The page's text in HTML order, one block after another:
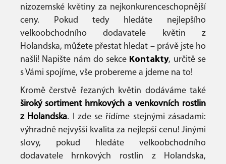
nizozemské květiny za nejkonkurenceschopnější
ceny. Pokud tedy hledáte nejlepšího
velkoobchodního dodavatele květin z
Holandska, můžete přestat hledat – právě jste ho
našli! Napište nám do sekce Kontakty, určitě se
s Vámi spojíme, vše probereme a jdeme na to!
Kromě čerstvě řezaných květin dodáváme také
široký sortiment hrnkových a venkovních rostlin
z Holandska. I zde se řídíme stejnými zásadami:
výhradně nejvyšší kvalita za nejlepší cenu! Jinými
slovy, pokud hledáte velkoobchodního
dodavatele hrnkových rostlin z Holandska,